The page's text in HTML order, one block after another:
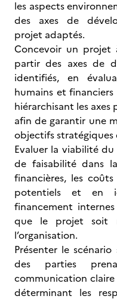
les aspects
des axes de
projet adaptés.
Concevoir un projet
partir des axes de
identifiés, en
humains et financiers
hiérarchisant les
afin de garantir une
objectifs stratégiques
Evaluer la viabilité
de faisabilité dans
financières, les
potentiels et en
financement
que le projet soit
l’organisation.
Présenter le
des parties
communication
déterminant les